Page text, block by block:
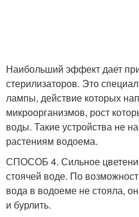
Наибольший эффект дает
стерилизаторов. Это
лампы, действие которых
микроорганизмов, рост
воды. Такие устройства не
растениям водоема.
СПОСОБ 4. Сильное
стоячей воде. По
вода в водоеме не стояла,
и бурлить.